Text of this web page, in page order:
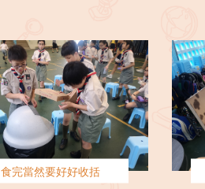
食完當然要好好收括